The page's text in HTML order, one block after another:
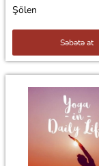
Şölen
Səbətə at